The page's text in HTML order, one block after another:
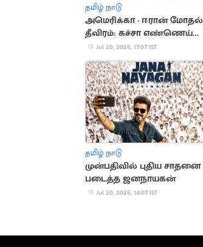
தமிழ் நாடு
அமெரிக்கா - ஈரான் மோதல்
தீவிரம்: கச்சா எண்ணெய்
தட்டுப்பாடு அபாயம்
Jul 20, 2026, 17:07 IST
தமிழ் நாடு
முன்பதிவில் புதிய சாதனை
படைத்த ஜனநாயகன்
Jul 20, 2026, 14:07 IST